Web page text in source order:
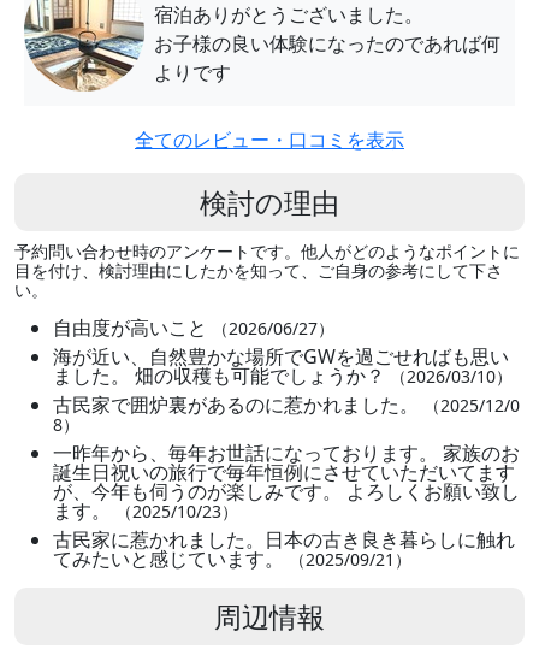
宿泊ありがとうございました。
お子様の良い体験になったのであれば何
よりです
全てのレビュー・口コミを表示
検討の理由
予約問い合わせ時のアンケートです。他人がどのようなポイントに
目を付け、検討理由にしたかを知って、ご自身の参考にして下さ
い。
自由度が高いこと （2026/06/27）
海が近い、自然豊かな場所でGWを過ごせればも思い
ました。 畑の収穫も可能でしょうか？ （2026/03/10）
古民家で囲炉裏があるのに惹かれました。
（2025/12/0
8）
一昨年から、毎年お世話になっております。 家族のお
誕生日祝いの旅行で毎年恒例にさせていただいてます
が、今年も伺うのが楽しみです。 よろしくお願い致し
ます。 （2025/10/23）
古民家に惹かれました。日本の古き良き暮らしに触れ
てみたいと感じています。 （2025/09/21）
周辺情報